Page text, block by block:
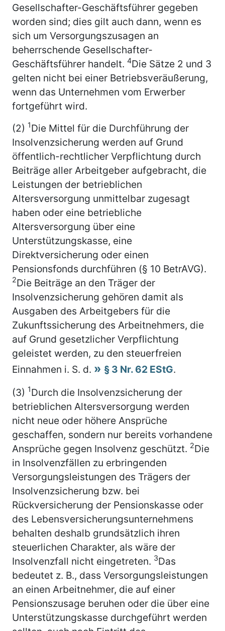
Gesellschafter-Geschäftsführer gegeben
worden sind; dies gilt auch dann, wenn es
sich um Versorgungszusagen an
beherrschende Gesellschafter-
Geschäftsführer handelt. 4Die Sätze 2 und 3
gelten nicht bei einer Betriebsveräußerung,
wenn das Unternehmen vom Erwerber
fortgeführt wird.
(2) 1Die Mittel für die Durchführung der
Insolvenzsicherung werden auf Grund
öffentlich-rechtlicher Verpflichtung durch
Beiträge aller Arbeitgeber aufgebracht, die
Leistungen der betrieblichen
Altersversorgung unmittelbar zugesagt
haben oder eine betriebliche
Altersversorgung über eine
Unterstützungskasse, eine
Direktversicherung oder einen
Pensionsfonds durchführen (§ 10 BetrAVG).
2Die Beiträge an den Träger der
Insolvenzsicherung gehören damit als
Ausgaben des Arbeitgebers für die
Zukunftssicherung des Arbeitnehmers, die
auf Grund gesetzlicher Verpflichtung
geleistet werden, zu den steuerfreien
Einnahmen i. S. d.
§ 3 Nr. 62 EStG.
(3) 1Durch die Insolvenzsicherung der
betrieblichen Altersversorgung werden
nicht neue oder höhere Ansprüche
geschaffen, sondern nur bereits vorhandene
Ansprüche gegen Insolvenz geschützt. 2Die
in Insolvenzfällen zu erbringenden
Versorgungsleistungen des Trägers der
Insolvenzsicherung bzw. bei
Rückversicherung der Pensionskasse oder
des Lebensversicherungsunternehmens
behalten deshalb grundsätzlich ihren
steuerlichen Charakter, als wäre der
Insolvenzfall nicht eingetreten. 3Das
bedeutet z. B., dass Versorgungsleistungen
an einen Arbeitnehmer, die auf einer
Pensionszusage beruhen oder die über eine
Unterstützungskasse durchgeführt werden